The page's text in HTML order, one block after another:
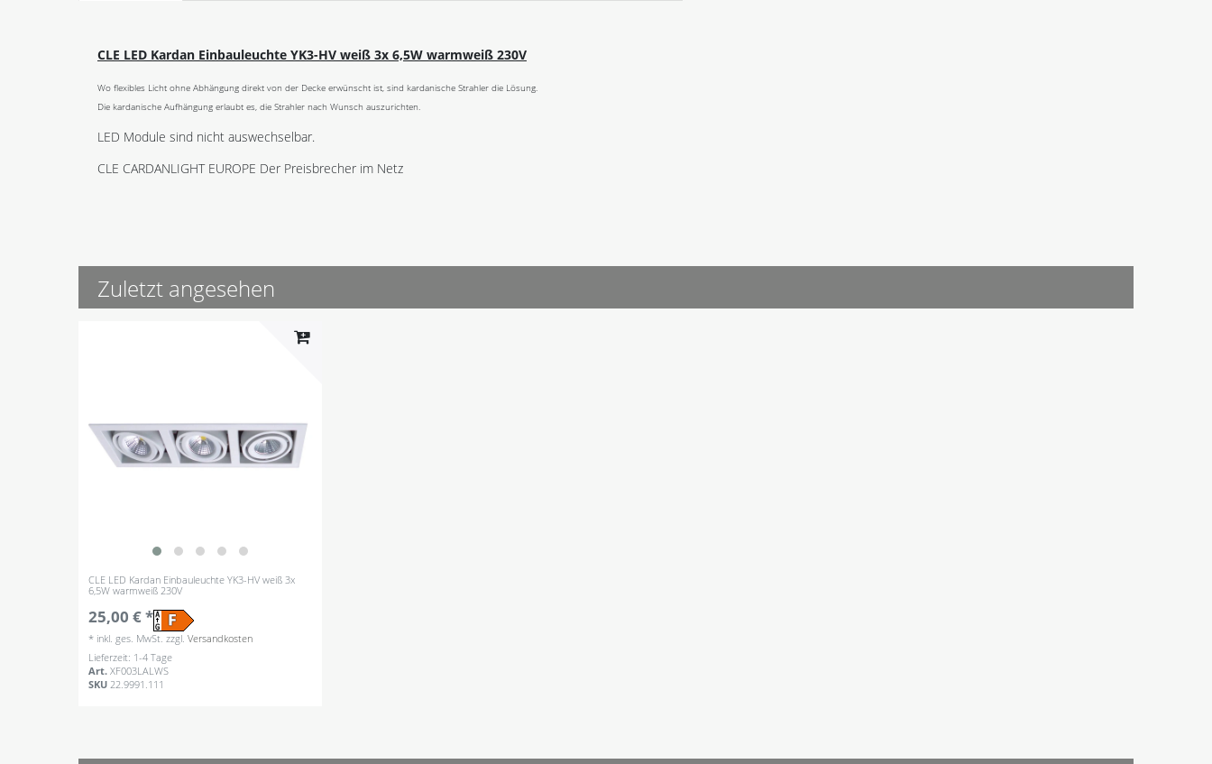
CLE LED Kardan Einbauleuchte YK3-HV weiß 3x 6,5W warmweiß 230V
Wo flexibles Licht ohne Abhängung direkt von der Decke erwünscht ist, sind kardanische Strahler die Lösung.
Die kardanische Aufhängung erlaubt es, die Strahler nach Wunsch auszurichten.
LED Module sind nicht auswechselbar.
CLE CARDANLIGHT EUROPE Der Preisbrecher im Netz
Zuletzt angesehen
CLE LED Kardan Einbauleuchte YK3-HV weiß 3x
6,5W warmweiß 230V
25,00 € *
* inkl. ges. MwSt. zzgl.Versandkosten
Lieferzeit: 1-4 Tage
Art.XF003LALWS
SKU 22.9991.111